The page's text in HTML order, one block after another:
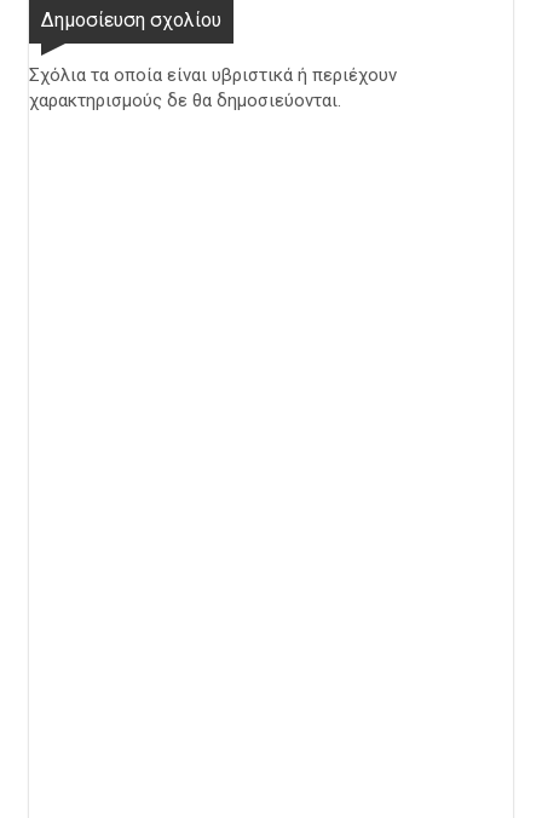
Δημοσίευση σχολίου
Σχόλια τα οποία είναι υβριστικά ή περιέχουν
χαρακτηρισμούς δε θα δημοσιεύονται.